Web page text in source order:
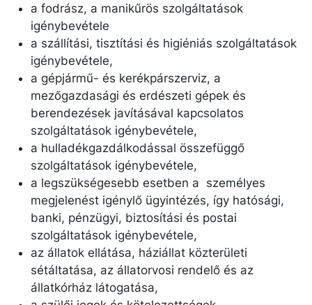
a fodrász, a manikűrös szolgáltatások
igénybevétele
a szállítási, tisztítási és higiéniás szolgáltatások
igénybevétele,
a gépjármű- és kerékpárszerviz, a
mezőgazdasági és erdészeti gépek és
berendezések javításával kapcsolatos
szolgáltatások igénybevétele,
a hulladékgazdálkodással összefüggő
szolgáltatások igénybevétele,
a legszükségesebb esetben a személyes
megjelenést igénylő ügyintézés, így hatósági,
banki, pénzügyi, biztosítási és postai
szolgáltatások igénybevétele,
az állatok ellátása, háziállat közterületi
sétáltatása, az állatorvosi rendelő és az
állatkórház látogatása,